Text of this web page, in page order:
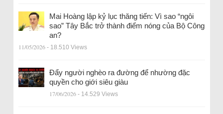
Mai Hoàng lập kỷ lục thăng tiến: Vì sao “ngôi
sao” Tây Bắc trở thành điểm nóng của Bộ Công
an?
11/05/2026 - 18.510 Views
Đẩy người nghèo ra đường để nhường đặc
quyền cho giới siêu giàu
17/06/2026 - 14.529 Views